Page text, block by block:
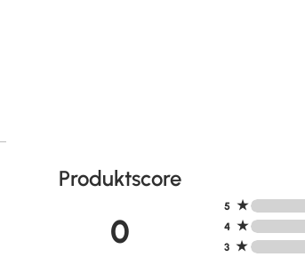
Produktscore
0
5 ★
4 ★
3 ★